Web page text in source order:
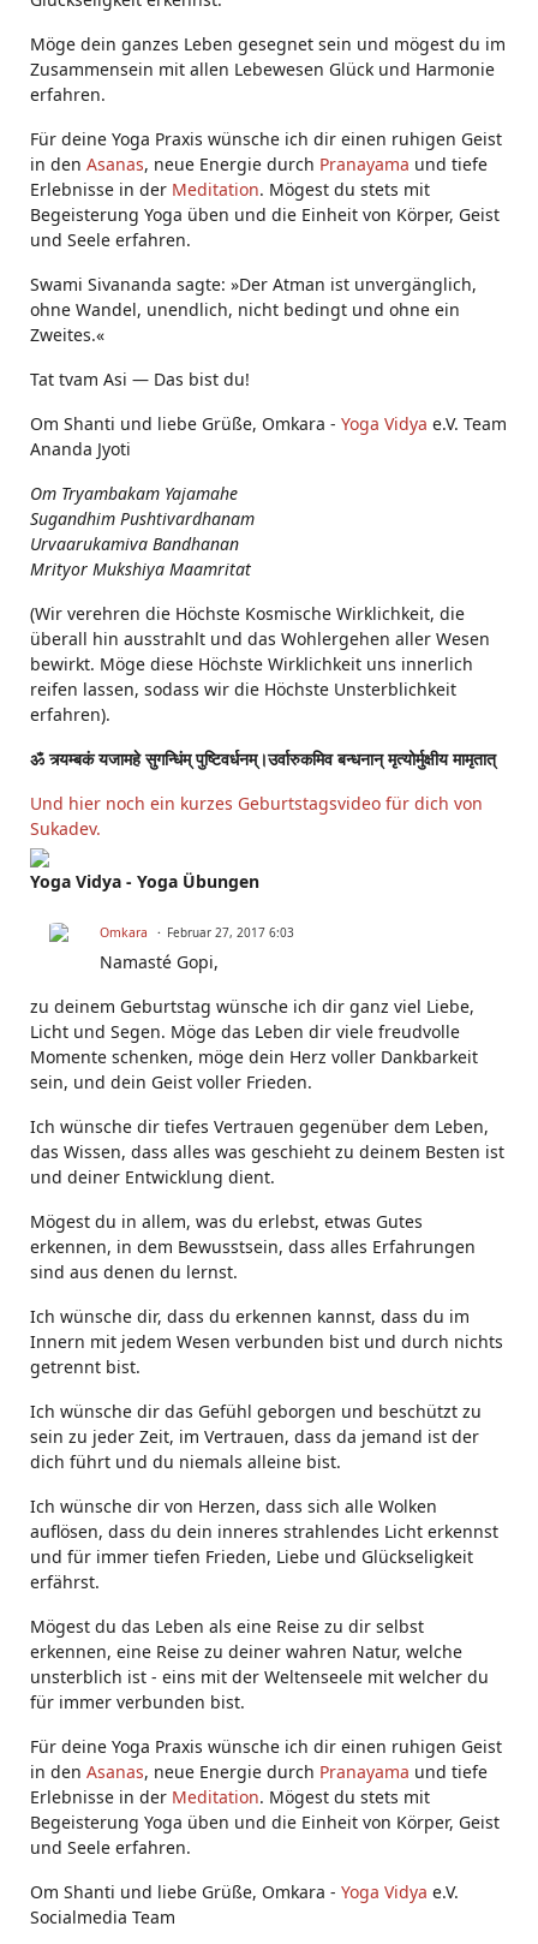
Möge dein ganzes Leben gesegnet sein und mögest du im
Zusammensein mit allen Lebewesen Glück und Harmonie
erfahren.
Für deine Yoga Praxis wünsche ich dir einen ruhigen Geist
in den Asanas, neue Energie durch Pranayama und tiefe
Erlebnisse in der Meditation. Mögest du stets mit
Begeisterung Yoga üben und die Einheit von Körper, Geist
und Seele erfahren.
Swami Sivananda sagte: »Der Atman ist unvergänglich,
ohne Wandel, unendlich, nicht bedingt und ohne ein
Zweites.«
Tat tvam Asi ― Das bist du!
Om Shanti und liebe Grüße, Omkara - Yoga Vidya e.V. Team
Ananda Jyoti
Om Tryambakam Yajamahe
Sugandhim Pushtivardhanam
Urvaarukamiva Bandhanan
Mrityor Mukshiya Maamritat
(Wir verehren die Höchste Kosmische Wirklichkeit, die
überall hin ausstrahlt und das Wohlergehen aller Wesen
bewirkt. Möge diese Höchste Wirklichkeit uns innerlich
reifen lassen, sodass wir die Höchste Unsterblichkeit
erfahren).
ॐ त्र्यम्बकं यजामहे सुगन्धिंम् पुष्टिवर्धनम्।उर्वारुकमिव बन्धनान् मृत्योर्मुक्षीय मामृतात्
Und hier noch ein kurzes Geburtstagsvideo für dich von
Sukadev.
Yoga Vidya - Yoga Übungen
Omkara Februar 27, 2017 6:03
Namasté Gopi,
zu deinem Geburtstag wünsche ich dir ganz viel Liebe,
Licht und Segen. Möge das Leben dir viele freudvolle
Momente schenken, möge dein Herz voller Dankbarkeit
sein, und dein Geist voller Frieden.
Ich wünsche dir tiefes Vertrauen gegenüber dem Leben,
das Wissen, dass alles was geschieht zu deinem Besten ist
und deiner Entwicklung dient.
Mögest du in allem, was du erlebst, etwas Gutes
erkennen, in dem Bewusstsein, dass alles Erfahrungen
sind aus denen du lernst.
Ich wünsche dir, dass du erkennen kannst, dass du im
Innern mit jedem Wesen verbunden bist und durch nichts
getrennt bist.
Ich wünsche dir das Gefühl geborgen und beschützt zu
sein zu jeder Zeit, im Vertrauen, dass da jemand ist der
dich führt und du niemals alleine bist.
Ich wünsche dir von Herzen, dass sich alle Wolken
auflösen, dass du dein inneres strahlendes Licht erkennst
und für immer tiefen Frieden, Liebe und Glückseligkeit
erfährst.
Mögest du das Leben als eine Reise zu dir selbst
erkennen, eine Reise zu deiner wahren Natur, welche
unsterblich ist - eins mit der Weltenseele mit welcher du
für immer verbunden bist.
Für deine Yoga Praxis wünsche ich dir einen ruhigen Geist
in den Asanas, neue Energie durch Pranayama und tiefe
Erlebnisse in der Meditation. Mögest du stets mit
Begeisterung Yoga üben und die Einheit von Körper, Geist
und Seele erfahren.
Om Shanti und liebe Grüße, Omkara - Yoga Vidya e.V.
Socialmedia Team